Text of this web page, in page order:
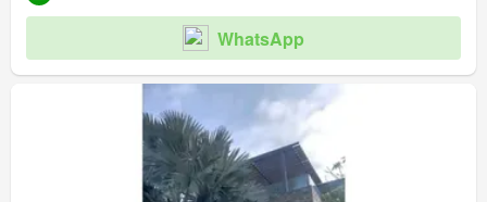
WhatsApp